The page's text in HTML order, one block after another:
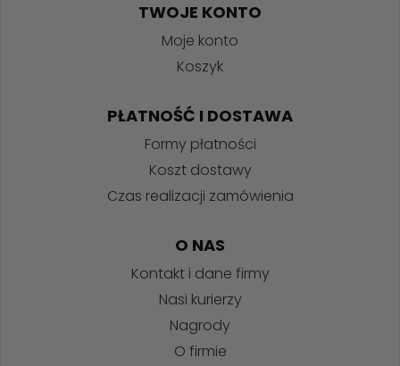
TWOJE KONTO
Moje konto
Koszyk
PŁATNOŚĆ I DOSTAWA
Formy płatności
Koszt dostawy
Czas realizacji zamówienia
O NAS
Kontakt i dane firmy
Nasi kurierzy
Nagrody
O firmie